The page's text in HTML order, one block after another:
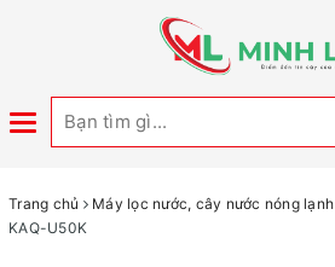
Toggle
Trang chủ Máy lọc nước, cây nước nóng lạnh
KAQ-U50K